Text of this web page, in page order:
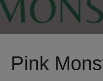
Pink